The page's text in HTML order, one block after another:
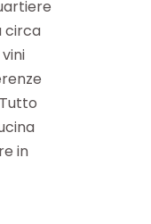
circa
in